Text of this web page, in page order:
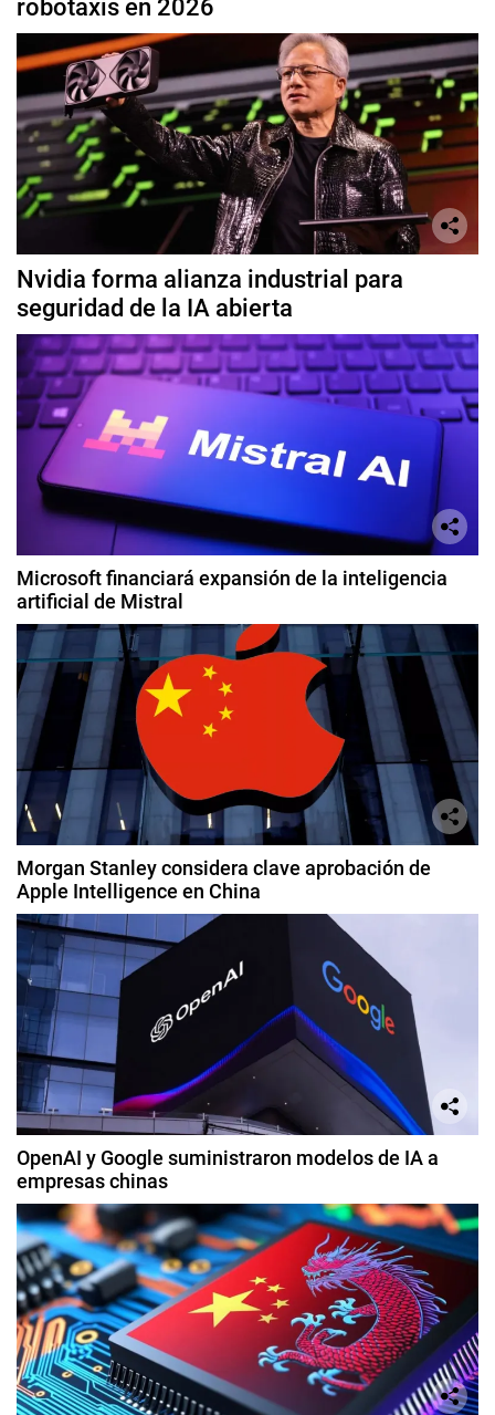
robotaxis en 2026
Nvidia forma alianza industrial para
seguridad de la IA abierta
Microsoft financiará expansión de la inteligencia
artificial de Mistral
Morgan Stanley considera clave aprobación de
Apple Intelligence en China
OpenAI y Google suministraron modelos de IA a
empresas chinas